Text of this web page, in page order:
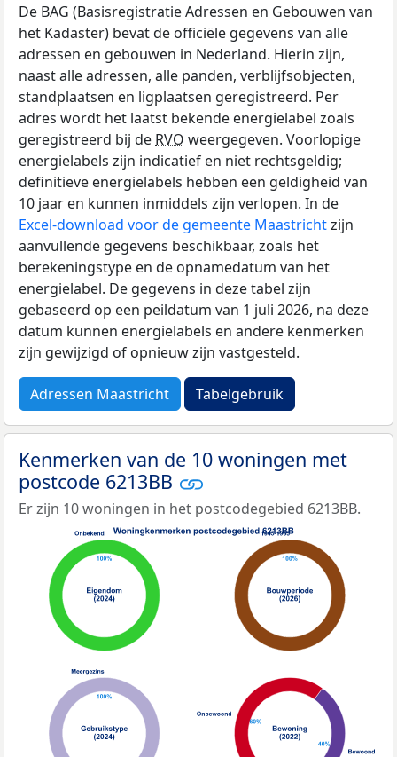
De BAG (Basisregistratie Adressen en Gebouwen van
het Kadaster) bevat de officiële gegevens van alle
adressen en gebouwen in Nederland. Hierin zijn,
naast alle adressen, alle panden, verblijfsobjecten,
standplaatsen en ligplaatsen geregistreerd. Per
adres wordt het laatst bekende energielabel zoals
geregistreerd bij de RVO weergegeven. Voorlopige
energielabels zijn indicatief en niet rechtsgeldig;
definitieve energielabels hebben een geldigheid van
10 jaar en kunnen inmiddels zijn verlopen. In de
Excel-download voor de gemeente Maastrichtzijn
aanvullende gegevens beschikbaar, zoals het
berekeningstype en de opnamedatum van het
energielabel. De gegevens in deze tabel zijn
gebaseerd op een peildatum van 1 juli 2026, na deze
datum kunnen energielabels en andere kenmerken
zijn gewijzigd of opnieuw zijn vastgesteld.
Adressen Maastricht Tabelgebruik
Kenmerken van de 10 woningen met
postcode 6213BB
Er zijn 10 woningen in het postcodegebied 6213BB.